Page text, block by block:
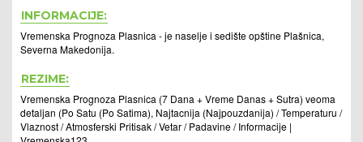
INFORMACIJE:
Vremenska Prognoza Plasnica - je naselje i sedište opštine Plašnica,
Severna Makedonija.
REZIME:
Vremenska Prognoza Plasnica (7 Dana + Vreme Danas + Sutra) veoma
detaljan (Po Satu (Po Satima), Najtacnija (Najpouzdanija) / Temperaturu /
Vlaznost / Atmosferski Pritisak / Vetar / Padavine / Informacije |